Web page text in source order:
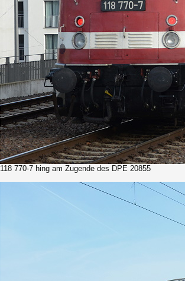
118 770-7 hing am Zugende des DPE 20855